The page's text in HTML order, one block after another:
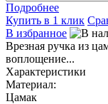
Подробнее
Купить в 1 клик
В избранное
Врезная ручка из
воплощение...
Характеристики
Материал:
Цамак